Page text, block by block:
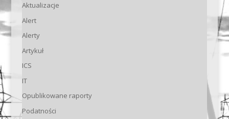
Aktualizacje
Alert
Alerty
Artykuł
ICS
IT
Opublikowane raporty
Podatności